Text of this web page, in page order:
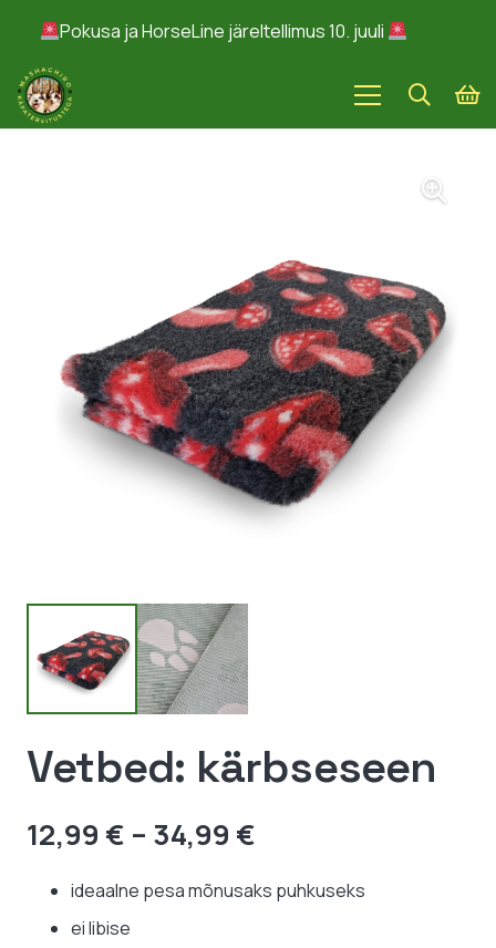
Pokusa ja HorseLine järeltellimus 10. juuli
Vetbed: kärbseseen
12,99 € – 34,99 €
kuni
ideaalne pesa mõnusaks puhkuseks
ei libise